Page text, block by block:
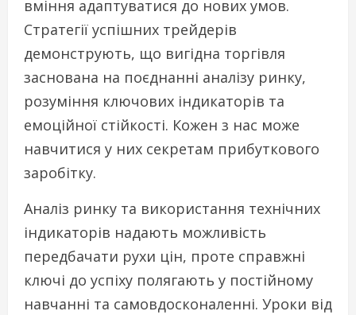
вміння адаптуватися до нових умов.
Стратегії успішних трейдерів
демонструють, що вигідна торгівля
заснована на поєднанні аналізу ринку,
розуміння ключових індикаторів та
емоційної стійкості. Кожен з нас може
навчитися у них секретам прибуткового
заробітку.
Аналіз ринку та використання технічних
індикаторів надають можливість
передбачати рухи цін, проте справжні
ключі до успіху полягають у постійному
навчанні та самовдосконаленні. Уроки від